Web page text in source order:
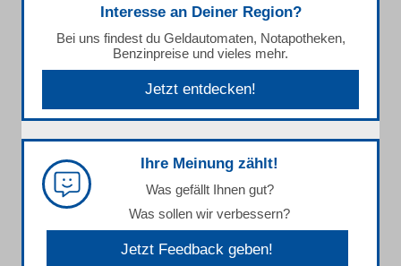
Interesse an Deiner Region?
Bei uns findest du Geldautomaten, Notapotheken,
Benzinpreise und vieles mehr.
Jetzt entdecken!
Ihre Meinung zählt!
Was gefällt Ihnen gut?
Was sollen wir verbessern?
Jetzt Feedback geben!